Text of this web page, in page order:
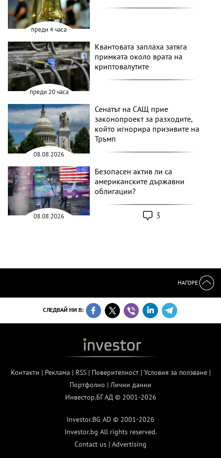
преди 4 часа
преди 20 часа
Квантовата заплаха затяга
примката около врата на
криптовалутите
08.08.2026
Сенатът на САЩ прие
законопроект за разходите,
който игнорира призивите на
Тръмп
08.08.2026
Безопасен актив ли са
американските държавни
облигации?
3
НАГОРЕ
СЛЕДВАЙ НИ В:
Контакти | Реклама | RSS| Поверителност| Условия за ползване|
Портфолио | Лични данни
Инвестор.БГ АД © 2001-2026
Investor.BG AD © 2001-2026
Investor.bg All rights reserved.
Contact us | Advertising